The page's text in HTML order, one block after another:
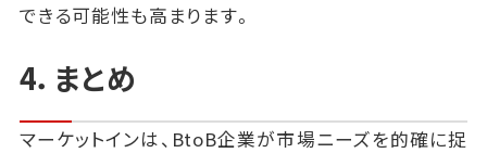
できる可能性も高まります。
4．まとめ
マーケットインは、BtoB企業が市場ニーズを的確に捉